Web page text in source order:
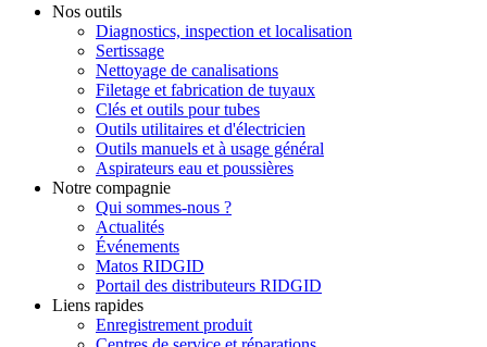
Nos outils
Diagnostics, inspection et localisation
Sertissage
Nettoyage de canalisations
Filetage et fabrication de tuyaux
Clés et outils pour tubes
Outils utilitaires et d'électricien
Outils manuels et à usage général
Aspirateurs eau et poussières
Notre compagnie
Qui sommes-nous ?
Actualités
Événements
Matos RIDGID
Portail des distributeurs RIDGID
Liens rapides
Enregistrement produit